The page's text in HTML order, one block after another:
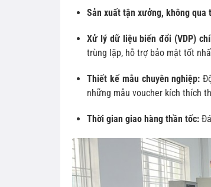
Sản xuất tận xưởng, không qua
Xử lý dữ liệu biến đổi (VDP)
trùng lặp, hỗ trợ bảo mật tốt
Thiết kế mẫu chuyên nghiệp:
những mẫu voucher kích thích
Thời gian giao hàng thần tốc: